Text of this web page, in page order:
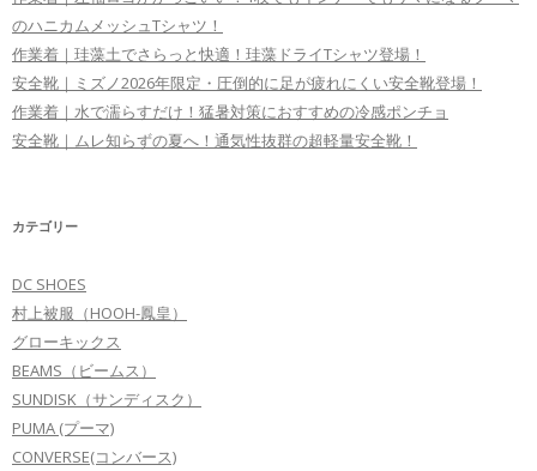
のハニカムメッシュTシャツ！
作業着｜珪藻土でさらっと快適！珪藻ドライTシャツ登場！
安全靴｜ミズノ2026年限定・圧倒的に足が疲れにくい安全靴登場！
作業着｜水で濡らすだけ！猛暑対策におすすめの冷感ポンチョ
安全靴｜ムレ知らずの夏へ！通気性抜群の超軽量安全靴！
カテゴリー
DC SHOES
村上被服（HOOH-鳳皇）
グローキックス
BEAMS（ビームス）
SUNDISK（サンディスク）
PUMA (プーマ)
CONVERSE(コンバース)